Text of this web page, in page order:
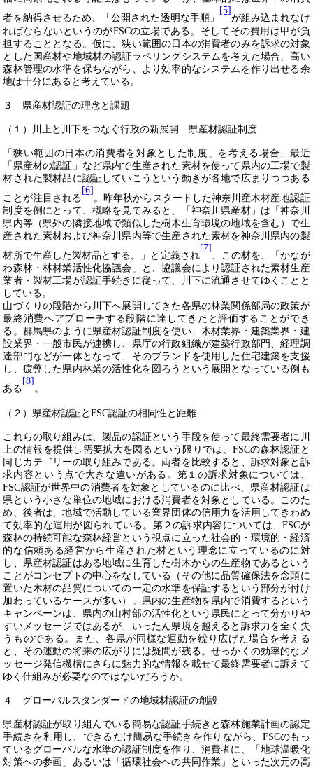
者を納得させるため、「公開された透明な手順」
[5]
が組み込まれなけ
ればならないというのがFSCの立場である。そしてその費用は甲が負
担することとなる。仮に、狭い範囲の日本の消費者のみを訴求の対象
とした国産材や地域材の認証ラベリングシステムを考えた場合、高い
森林管理の水準を保ちながら、より効率的なシステムを作り出せる余
地は十分にあると考えている。
３ 県産材認証の理念と課題
（１）川上と川下をつなぐ行政の新展開―県産材認証制度
「狭い範囲の日本の消費者を対象とした制度」を考える場合、最近
「県産材の認証」など県内で生産された素材を使って県内の工場で製
材された製材品に認証していこうという動きが各地で広まりつつある
ことが注目される
[6]
。昨年秋からスタートした神奈川産木材産地認証
制度を例にとって、概略を見てみると、「神奈川県産材」は「神奈川
県内等（県外の隣接地域で類似した樹木生育環境の地域を含む）で生
産された素材および神奈川県内等で生産された素材を神奈川県内の製
材所で生産した製材品とする。」と定義され
[7]
、この材を、「かなが
わ森林・林材業活性化協議会」と、協議会により認証された素材生産
業者・製材工場が認証手続きに従って、川下に流通させてゆくことと
している。
山づくりの段階から川下へ展開してきた各県の林業関係部局の政策が
最終消費へアプローチする段階に達してきたと評価することができ
る。群馬県のように県産材認証制度を使い、木材業界・建築業界・建
設業界・一般市民が連携し、県庁の行政組織が建築行政部門、経理調
達部門などが一体となって、そのブランドを使用した住宅建築を支援
し、疲弊した県内林業の活性化を図ろうという展開となっている例も
ある
[8]
。
（２）県産材認証とFSC認証の相同性と距離
これらの取り組みは、製品の認証という手段を使って最終需要者に川
上の情報を提供し需要拡大を図るという限りでは、 FSCの森林認証と
同じカテゴリーの取り組みである。両者を比較すると、訴求対象と訴
求内容という点で大きな違いがある。第１の訴求対象については、
FSC認証が世界中の消費者を対象としているのに比べ、県産材認証は
県という小さな単位の地域における消費者を対象としている。このた
め、後者は、地域で活動している業界団体の信用 力 を活用してきわめ
て効率的な運用が図られている。第２の訴求内容については、FSCが
森林の持続可能な森林経営という視点に立った社会的・環境的・経済
的な信頼ある経営から生産された材という理念に立っているのに対
し、県産材認証はある地域に生育した樹木からの生産物であるという
ことがコンセプトの中心をなしている（その他に品質確保法を念頭に
置いた木材の品質についての一定の水準を保証するという部分が付け
加わっているケースが多い）。県内の生産物を県内で消費するという
キャンペーンは、県内の山村部の活性化という県民にとって分かりや
すいメッセージではあるが、いったん県境を越えると訴求力 を全く失
うものである。また、各県が同様な運動を繰り広げた場合を考える
と、その運動の将来の広がりには疑問が残る。せっかくの効率的なメ
ッセージ発信機構にさらに魅力 的な情報を載せて最終需要者に訴えて
ゆく仕組みが必要なのではないだろうか。
４ グローバルスタンダードの地域材認証の創設
県産材認証が取り組んでいる簡易な認証手続きと森林施業計画の認定
手続きを利用し、できるだけ簡易な手続きを作りながら、 FSCのもっ
ているグローバルな水準の認証制度を作り、消費者に、「地球温暖化
対策への参画」あるいは「循環社会への共同作業」といった次元の高